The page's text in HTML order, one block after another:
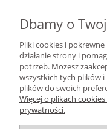
Dbamy o
Pliki cookies i
działanie strony i
potrzeb. Możesz
wszystkich tych plików
plików do swoich
Więcej o plikach
prywatności.